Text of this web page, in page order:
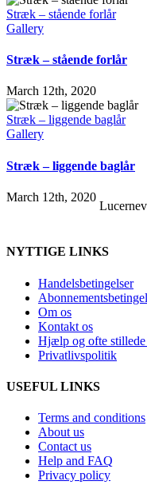
Stræk – stående forlår
Gallery
Stræk – stående forlår
March 12th, 2020
Stræk – liggende baglår
Gallery
Stræk – liggende baglår
March 12th, 2020
NYTTIGE LINKS
Handelsbetingelser
Om os
Kontakt os
Hjælp og ofte stillede
Privatlivspolitik
USEFUL LINKS
Terms and conditions
About us
Contact us
Help and FAQ
Privacy policy